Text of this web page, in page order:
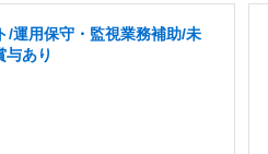
/運用保守・監視業務補助/未
与あり